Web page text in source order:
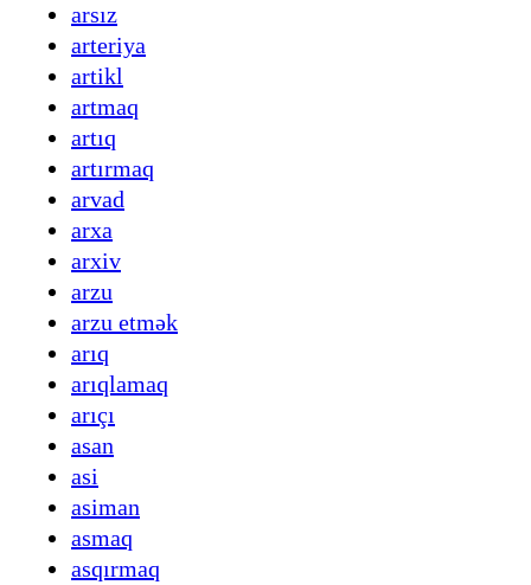
arsız
arteriya
artikl
artmaq
artıq
artırmaq
arvad
arxa
arxiv
arzu
arzu etmək
arıq
arıqlamaq
arıçı
asan
asi
asiman
asmaq
asqırmaq